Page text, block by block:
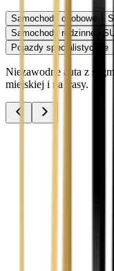
Samochody osobowe
Samochody rodzinne i
Pojazdy specjalistyczne
Niezawodne auta z
miejskiej i na trasy.